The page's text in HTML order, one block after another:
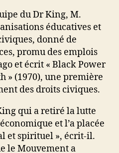
du Dr King, M.
éducatives et
donné de
promu des emplois
et écrit « Black Power
» (1970), une première
des droits civiques.
qui a retiré la lutte
et l’a placée
et spirituel », écrit-il.
le Mouvement a